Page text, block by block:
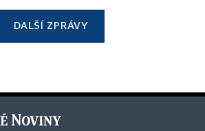
DALŠÍ ZPRÁVY